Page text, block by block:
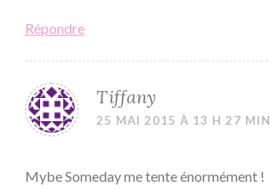
Répondre
Tiffany
25 MAI 2015 À 13 H 27 MIN
Mybe Someday me tente énormément !